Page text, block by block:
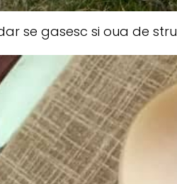
se gasesc si oua de